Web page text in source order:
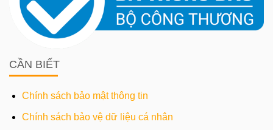
CẦN BIẾT
Chính sách bảo mật thông tin
Chính sách bảo vệ dữ liệu cá nhân